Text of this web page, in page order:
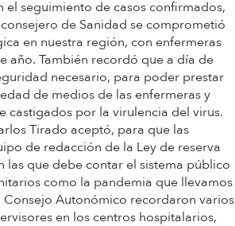
seguimiento de casos confirmados,
de Sanidad se comprometió
en nuestra región, con enfermeras
año. También recordó que a día de
necesario, para poder prestar
de medios de las enfermeras y
castigados por la virulencia del virus.
Tirado aceptó, para que las
de redacción de la Ley de reserva
las que debe contar el sistema público
como la pandemia que llevamos
Consejo Autonómico recordaron varios
en los centros hospitalarios,